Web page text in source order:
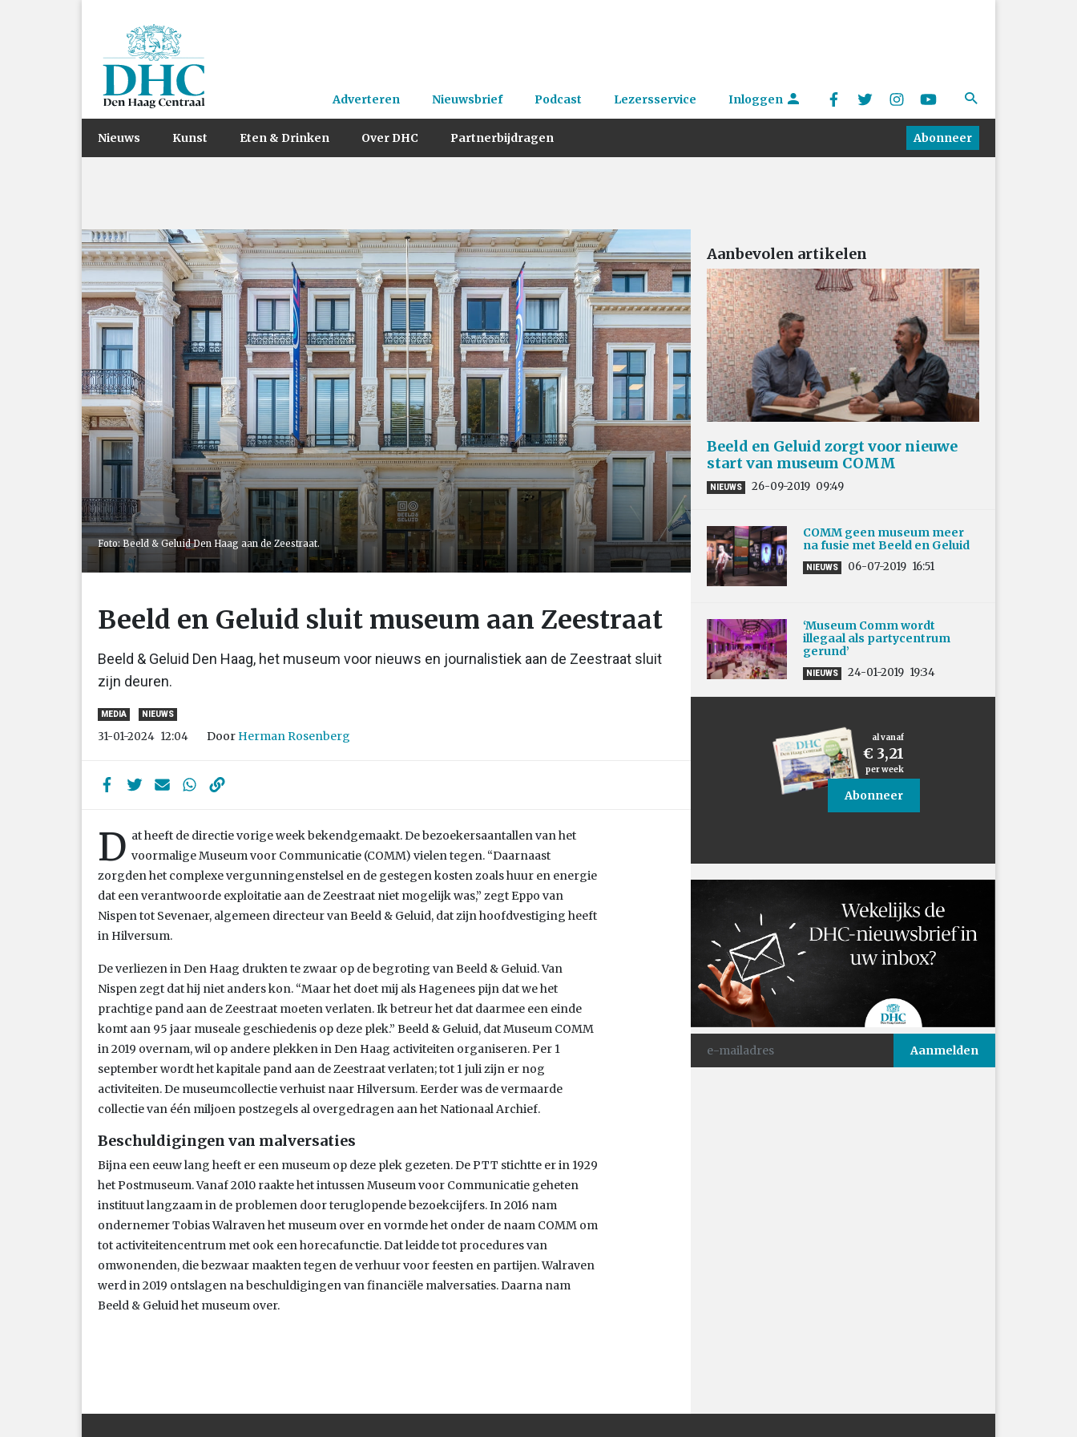
Adverteren Nieuwsbrief Podcast Lezersservice Inloggen
Nieuws Kunst Eten & Drinken Over DHC Partnerbijdragen Abonneer
Foto: Beeld & Geluid Den Haag aan de Zeestraat.
Beeld en Geluid sluit museum aan Zeestraat
Beeld & Geluid Den Haag, het museum voor nieuws en journalistiek aan de Zeestraat sluit
zijn deuren.
MEDIA NIEUWS
31-01-2024 12:04 Door Herman Rosenberg
D at heeft de directie vorige week bekendgemaakt. De bezoekersaantallen van het
voormalige Museum voor Communicatie (COMM) vielen tegen. “Daarnaast
zorgden het complexe vergunningenstelsel en de gestegen kosten zoals huur en energie
dat een verantwoorde exploitatie aan de Zeestraat niet mogelijk was,” zegt Eppo van
Nispen tot Sevenaer, algemeen directeur van Beeld & Geluid, dat zijn hoofdvestiging heeft
in Hilversum.
De verliezen in Den Haag drukten te zwaar op de begroting van Beeld & Geluid. Van
Nispen zegt dat hij niet anders kon. “Maar het doet mij als Hagenees pijn dat we het
prachtige pand aan de Zeestraat moeten verlaten. Ik betreur het dat daarmee een einde
komt aan 95 jaar museale geschiedenis op deze plek.” Beeld & Geluid, dat Museum COMM
in 2019 overnam, wil op andere plekken in Den Haag activiteiten organiseren. Per 1
september wordt het kapitale pand aan de Zeestraat verlaten; tot 1 juli zijn er nog
activiteiten. De museumcollectie verhuist naar Hilversum. Eerder was de vermaarde
collectie van één miljoen postzegels al overgedragen aan het Nationaal Archief.
Beschuldigingen van malversaties
Bijna een eeuw lang heeft er een museum op deze plek gezeten. De PTT stichtte er in 1929
het Postmuseum. Vanaf 2010 raakte het intussen Museum voor Communicatie geheten
instituut langzaam in de problemen door teruglopende bezoekcijfers. In 2016 nam
ondernemer Tobias Walraven het museum over en vormde het onder de naam COMM om
tot activiteitencentrum met ook een horecafunctie. Dat leidde tot procedures van
omwonenden, die bezwaar maakten tegen de verhuur voor feesten en partijen. Walraven
werd in 2019 ontslagen na beschuldigingen van financiële malversaties. Daarna nam
Beeld & Geluid het museum over.
Aanbevolen artikelen
Beeld en Geluid zorgt voor nieuwe
start van museum COMM
NIEUWS 26-09-2019 09:49
COMM geen museum meer
na fusie met Beeld en Geluid
NIEUWS 06-07-2019 16:51
‘Museum Comm wordt
illegaal als partycentrum
gerund’
NIEUWS 24-01-2019 19:34
al vanaf
€ 3,21
per week
Abonneer